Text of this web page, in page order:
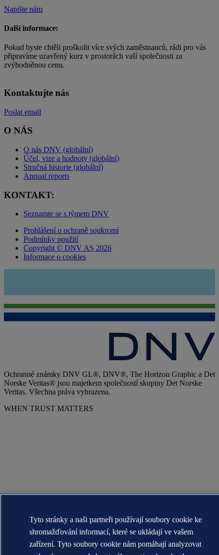
Napište nám
Další informace:
Pokud byste chtěli proškolit více svých zaměstnanců, rádi pro vás
připravíme uzavřený kurz v prostorách vaší společnosti za
zvýhodněnou cenu.
Kontaktujte nás
Poslat email
O NÁS
O nás DNV (globální)
Účel, vize a hodnoty (globální)
Stručná historie (globální)
Annual reports
KONTAKT:
Seznamte se s týmem DNV
Prohlášení o ochraně soukromí
Podmínky použití
Copyright © DNV AS 2026
Informace o cookies
Ochranné známky DNV GL®, DNV®, The Horizon Graphic a Det
Norske Veritas® jsou majetkem společností skupiny Det Norske
Veritas. Všechna práva vyhrazena.
WHEN TRUST MATTERS
Tyto stránky a naši partneři používají soubory cookie ke
shromažďování informací, které se ukládají ve vašem
zařízení. Tyto soubory cookie nám pomáhají analyzovat